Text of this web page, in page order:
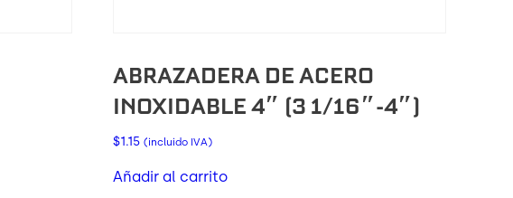
ABRAZADERA DE ACERO
INOXIDABLE 4″ (3 1/16″-4″)
$1.15 (incluido IVA)
Añadir al carrito